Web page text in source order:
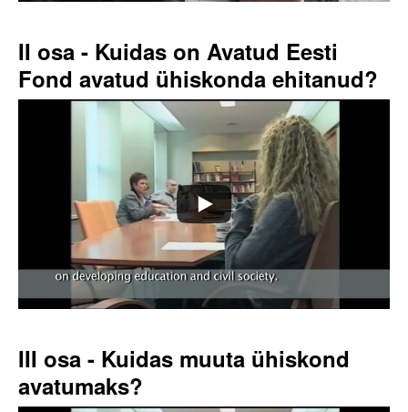
II osa - Kuidas on Avatud Eesti
Fond avatud ühiskonda ehitanud?
III osa - Kuidas muuta ühiskond
avatumaks?